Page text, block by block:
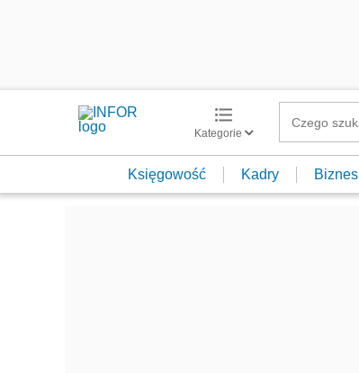
Kategorie
Księgowość Kadry Biznes